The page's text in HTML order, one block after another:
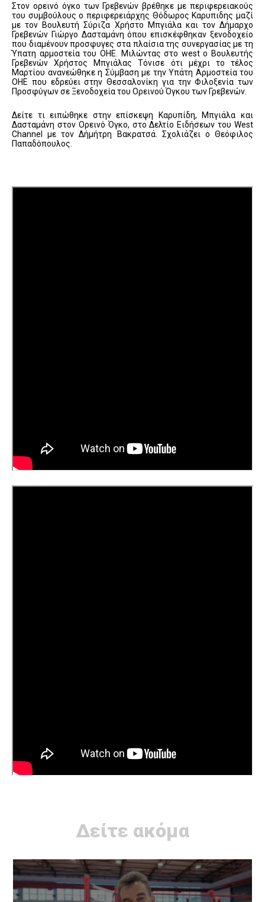
Στον ορεινό όγκο των Γρεβενών βρέθηκε με περιφερειακούς
του συμβούλους ο περιφερειάρχης Θόδωρος Καρυπιδης μαζί
με τον Βουλευτή Σύριζα Χρήστο Μπγιάλα και τον Δήμαρχο
Γρεβενών Γιώργο Δασταμάνη όπου επισκέφθηκαν ξενοδοχείο
που διαμένουν προσφυγες στα πλαίσια της συνεργασίας με τη
Ύπατη αρμοστεία του ΟΗΕ. Μιλώντας στο west ο Βουλευτής
Γρεβενών Χρήστος Μπγιάλας Τόνισε ότι μέχρι το τέλος
Μαρτίου ανανεώθηκε η Σύμβαση με την Υπάτη Αρμοστεία του
ΟΗΕ που εδρεύει στην Θεσσαλονίκη για την Φιλοξενία των
Προσφύγων σε Ξενοδοχεία του Ορεινού Όγκου των Γρεβενών.
Δείτε τι ειπώθηκε στην επίσκεψη Καρυπίδη, Μπγιάλα και
Δασταμάνη στον Ορεινό Όγκο, στο Δελτίο Ειδήσεων του West
Channel με τον Δήμήτρη Βακρατσά. Σχολιάζει ο Θεόφιλος
Παπαδόπουλος.
Δείτε ακόμα